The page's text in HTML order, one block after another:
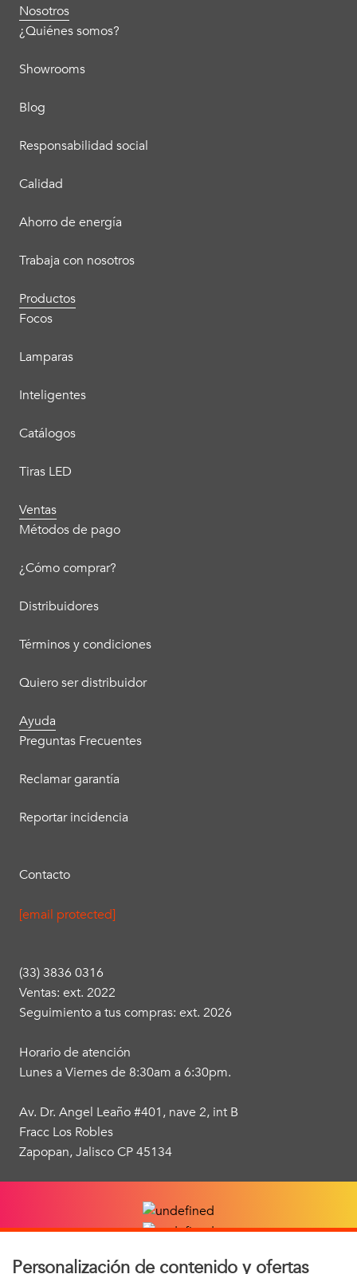
Nosotros
¿Quiénes somos?
Showrooms
Blog
Responsabilidad social
Calidad
Ahorro de energía
Trabaja con nosotros
Productos
Focos
Lamparas
Inteligentes
Catálogos
Tiras LED
Ventas
Métodos de pago
¿Cómo comprar?
Distribuidores
Términos y condiciones
Quiero ser distribuidor
Ayuda
Preguntas Frecuentes
Reclamar garantía
Reportar incidencia
Contacto
[email protected]
(33) 3836 0316
Ventas: ext. 2022
Seguimiento a tus compras: ext. 2026
Horario de atención
Lunes a Viernes de 8:30am a 6:30pm.
Av. Dr. Angel Leaño #401, nave 2, int B
Fracc Los Robles
Zapopan, Jalisco CP 45134
Personalización de contenido y ofertas